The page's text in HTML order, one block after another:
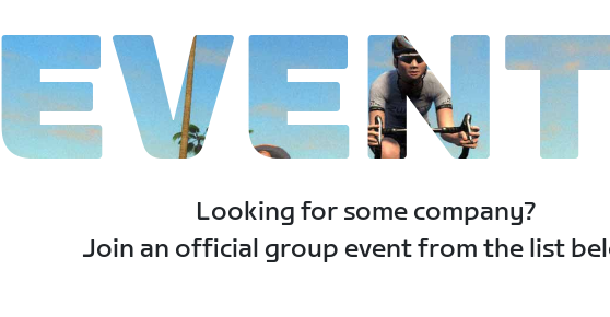
Looking for some company?
Join an official group event from the list